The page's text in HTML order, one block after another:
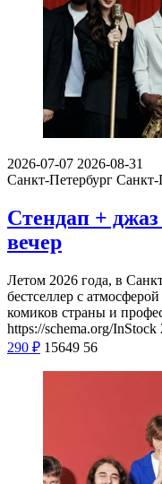
2026-07-07 2026-08-31
Санкт-Петербург Санкт-
Стендап +
вечер
Летом 2026 года, в
бестселлер с
комиков страны и
https://schema.org/InStock
290 ₽ 15649 56